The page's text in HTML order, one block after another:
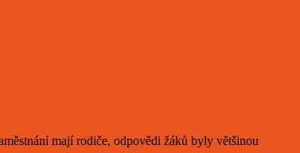
mají rodiče, odpovědi žáků byly většinou